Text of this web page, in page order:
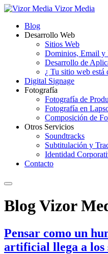
Vizor Media
Blog
Desarrollo Web
Sitios Web
Dominios, Email y
Desarrollo de
¿ Tu sitio web está
Digital Signage
Fotografía
Fotografía de
Fotografía en
Composición de
Otros Servicios
Soundtracks
Subtitulación y
Identidad
Contacto
Blog Vizor
Pensar como un
artificial llega a los